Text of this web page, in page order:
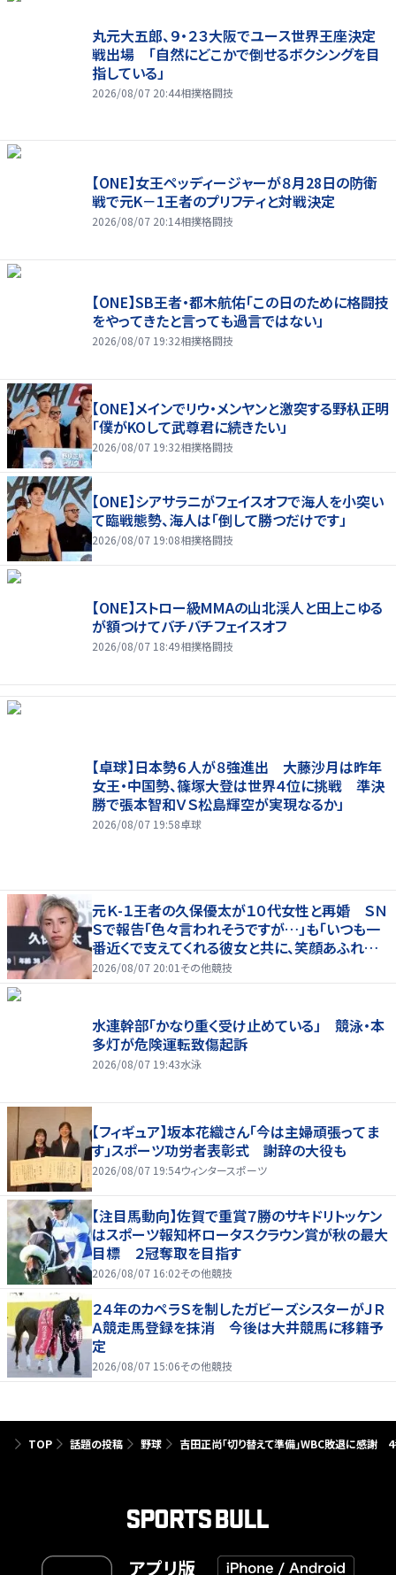
丸元大五郎、９・２３大阪でユース世界王座決定
戦出場 「自然にどこかで倒せるボクシングを目
指している」
2026/08/07 20:44相撲格闘技
【ONE】女王ペッディージャーが８月28日の防衛
戦で元K－1王者のプリフティと対戦決定
2026/08/07 20:14相撲格闘技
【ONE】SB王者・都木航佑「この日のために格闘技
をやってきたと言っても過言ではない」
2026/08/07 19:32相撲格闘技
【ONE】メインでリウ・メンヤンと激突する野杁正明
「僕がKOして武尊君に続きたい」
2026/08/07 19:32相撲格闘技
【ONE】シアサラニがフェイスオフで海人を小突い
て臨戦態勢、海人は「倒して勝つだけです」
2026/08/07 19:08相撲格闘技
【ONE】ストロー級MMAの山北渓人と田上こゆる
が額つけてバチバチフェイスオフ
2026/08/07 18:49相撲格闘技
【卓球】日本勢６人が８強進出 大藤沙月は昨年
女王・中国勢、篠塚大登は世界４位に挑戦 準決
勝で張本智和ＶＳ松島輝空が実現なるか」
2026/08/07 19:58卓球
元Ｋ-１王者の久保優太が１０代女性と再婚 ＳＮ
Ｓで報告「色々言われそうですが…」も「いつも一
番近くで支えてくれる彼女と共に、笑顔あふれる
家庭を築いていきたい」
2026/08/07 20:01 その他競技
水連幹部「かなり重く受け止めている」 競泳・本
多灯が危険運転致傷起訴
2026/08/07 19:43水泳
【フィギュア】坂本花織さん「今は主婦頑張ってま
す」スポーツ功労者表彰式 謝辞の大役も
2026/08/07 19:54ウィンタースポーツ
【注目馬動向】佐賀で重賞７勝のサキドリトッケン
はスポーツ報知杯ロータスクラウン賞が秋の最大
目標 ２冠奪取を目指す
2026/08/07 16:02その他競技
２４年のカペラＳを制したガビーズシスターがＪＲ
Ａ競走馬登録を抹消 今後は大井競馬に移籍予
定
2026/08/07 15:06その他競技
TOP 話題の投稿 野球 吉田正尚「切り替えて準備」WBC敗退に感謝
アプリ版